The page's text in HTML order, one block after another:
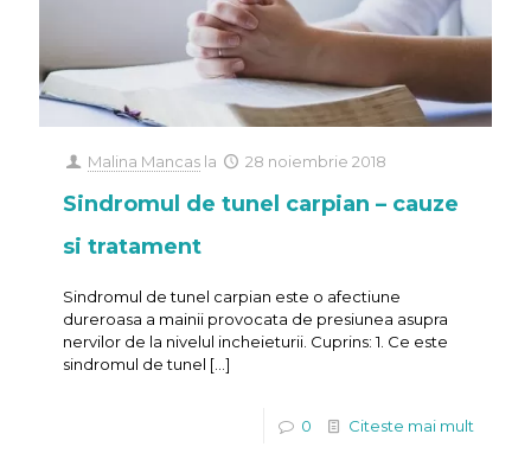
Malina Mancas la 28 noiembrie 2018
Sindromul de tunel carpian – cauze
si tratament
Sindromul de tunel carpian este o afectiune
dureroasa a mainii provocata de presiunea asupra
nervilor de la nivelul incheieturii. Cuprins: 1. Ce este
sindromul de tunel […]
0 Citeste mai mult